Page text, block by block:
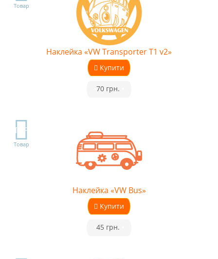
Товар
Наклейка «VW Transporter T1 v2»
Купити
70 грн.
TOP
Товар
Наклейка «VW Bus»
Купити
45 грн.